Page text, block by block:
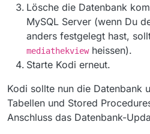
Lösche die Datenbank
MySQL Server (wenn Du
anders festgelegt hast,
mediathekviewheissen).
Starte Kodi erneut.
Kodi sollte nun die Datenbank
Tabellen und Stored
Anschluss das Datenbank-